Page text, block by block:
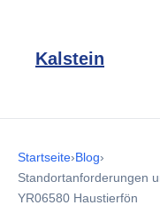
Kalstein
Startseite›Blog›
Standortanforderungen
YR06580 Haustierfön